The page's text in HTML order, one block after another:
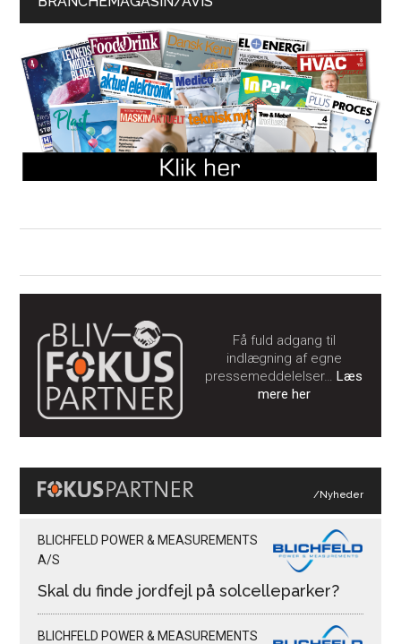
Få fuld adgang til
indlægning af egne
pressemeddelelser…Læs
mere her
/Nyheder
BLICHFELD POWER & MEASUREMENTS
A/S
Skal du finde jordfejl på solcelleparker?
BLICHFELD POWER & MEASUREMENTS